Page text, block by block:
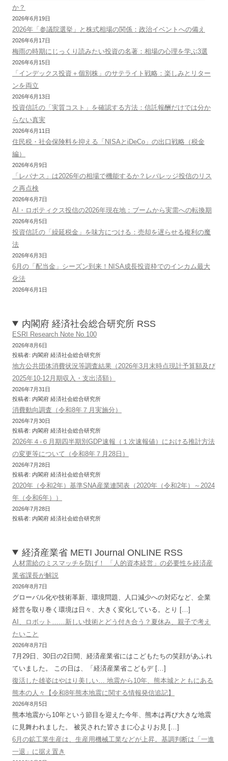
か？
2026年6月19日
2026年「参議院選挙」と株式相場の関係：政治イベントへの備え
2026年6月17日
梅雨の時期にじっくり読みたい投資の名著：相場の心理を学ぶ3選
2026年6月15日
「インデックス投資＋個別株」のサテライト戦略：楽しみとリター
ンを両立
2026年6月13日
投資信託の「実質コスト」を確認する方法：信託報酬だけでは分か
らない真実
2026年6月11日
住民税・社会保険料を抑える「NISAとiDeCo」の出口戦略（税金
編）
2026年6月9日
「レバナス」は2026年の相場で機能するか？レバレッジ投信のリス
ク再点検
2026年6月7日
AI・ロボティクス投信の2026年現在地：ブームから実需への転換期
2026年6月5日
投資信託の「繰延税金」を味方につける：売却を遅らせる複利の魔
法
2026年6月3日
6月の「配当金」シーズン到来！NISA成長投資枠でのインカム最大
化法
2026年6月1日
内閣府 経済社会総合研究所 RSS
ESRI Research Note No.100
2026年8月6日
投稿者: 内閣府 経済社会総合研究所
地方公共団体消費状況等調査結果（2026年3月末時点現計予算額及び
2025年10-12月期収入・支出済額）
2026年7月31日
投稿者: 内閣府 経済社会総合研究所
消費動向調査（令和8年７月実施分）
2026年7月30日
投稿者: 内閣府 経済社会総合研究所
2026年４-６月期四半期別GDP速報（１次速報値）における推計方法
の変更等について（令和8年７月28日）
2026年7月28日
投稿者: 内閣府 経済社会総合研究所
2020年（令和2年）基準SNA産業連関表（2020年（令和2年）～2024
年（令和6年））
2026年7月28日
投稿者: 内閣府 経済社会総合研究所
経済産業省 METI Journal ONLINE RSS
人材需給のミスマッチを防げ！ 「人的資本経営」の必要性を経済産
業省課長が解説
2026年8月7日
グローバル化や技術革新、環境問題、人口減少への対応など、企業
経営を取り巻く環境は日々、大きく変化している。とり […]
AI、ロボット……新しい技術とどう付き合う？夏休み、親子で考え
たいこと
2026年8月7日
7月29日、30日の2日間、経済産業省にはこどもたちの笑顔があふれ
ていました。 この日は、「経済産業省こどもデ […]
復活した雄姿はやはり美しい… 地震から10年、熊本城とともにある
熊本の人々【令和8年熊本地震に関する情報発信追記】
2026年8月5日
熊本地震から10年という節目を迎えた今年、熊本は再び大きな地震
に見舞われました。 被災された皆さまに心よりお見 […]
6月の鉱工業生産は、生産用機械工業などが上昇。基調判断は「一進
一退」に据え置き